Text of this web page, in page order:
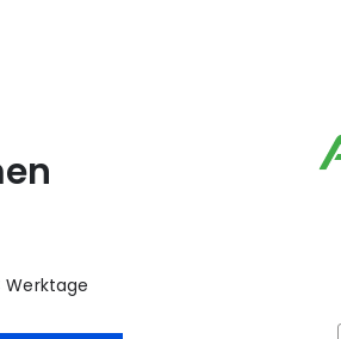
Werktage